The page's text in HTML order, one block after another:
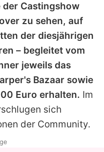
Castingshow
zu sehen, auf
der diesjährigen
– begleitet vom
jeweils das
Bazaar sowie
Euro erhalten. Im
sich
der Community.